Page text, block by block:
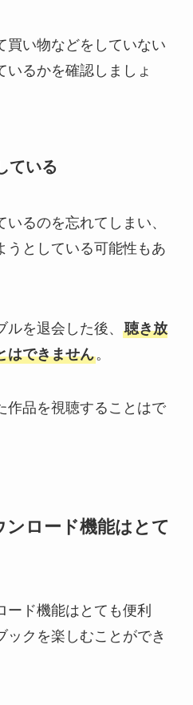
買い物などをしていない
いるかを確認しましょ
ている
るのを忘れてしまい、
うとしている可能性もあ
を退会した後、 聴き放
はできません。
作品を視聴することはで
ロード機能はとて
ード機能はとても便利
ックを楽しむことができ